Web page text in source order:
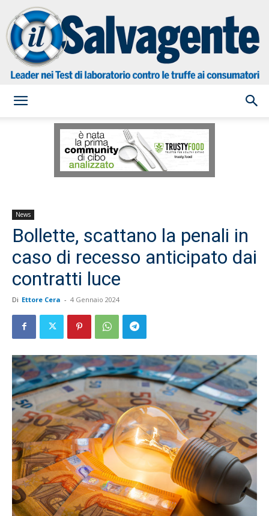
Salvagente
News
Bollette, scattano la penali in
caso di recesso anticipato dai
contratti luce
Di Ettore Cera - 4 Gennaio 2024